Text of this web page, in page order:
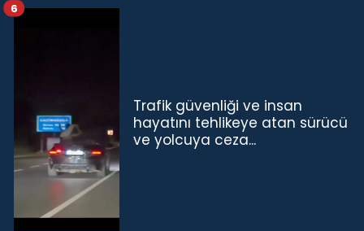
Trafik güvenliği ve insan
hayatını tehlikeye atan sürücü
ve yolcuya ceza...
6